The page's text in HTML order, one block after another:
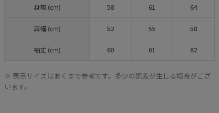
身幅 (cm) 58 61 64
肩幅 (cm) 52 55 58
袖丈 (cm) 60 61 62
※ 表示サイズはあくまで参考です。多少の誤差が生じる場合がござ
います。